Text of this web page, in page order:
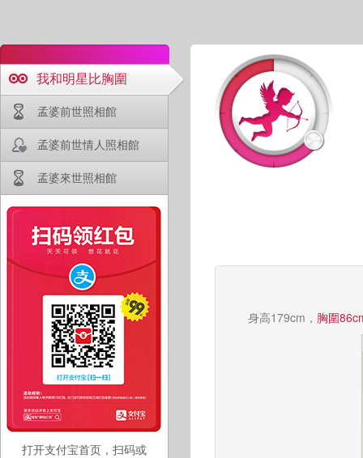
我和明星比胸圍
孟婆前世照相館
孟婆前世情人照相館
孟婆來世照相館
打开支付宝首页，扫码或
身高179cm， 胸圍